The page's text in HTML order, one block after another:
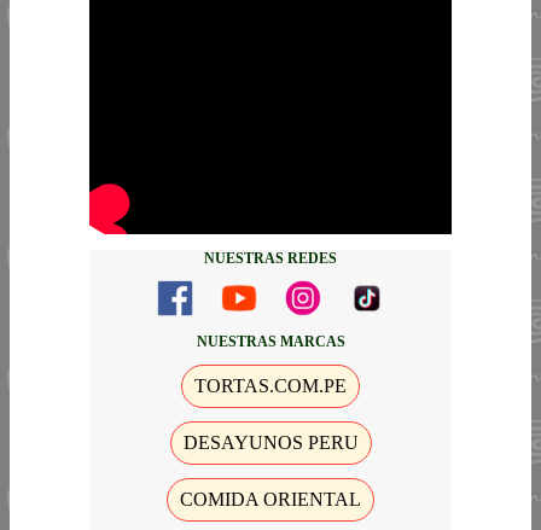
NUESTRAS REDES
NUESTRAS MARCAS
TORTAS.COM.PE
DESAYUNOS PERU
COMIDA ORIENTAL